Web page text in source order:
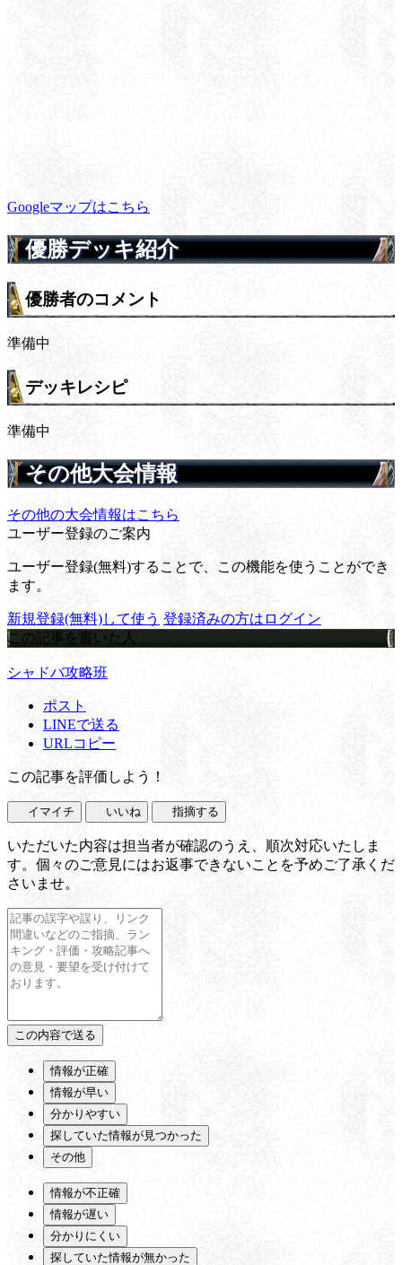
Googleマップはこちら
優勝デッキ紹介
優勝者のコメント
準備中
デッキレシピ
準備中
その他大会情報
その他の大会情報はこちら
ユーザー登録のご案内
ユーザー登録(無料)することで、この機能を使うことができ
ます。
新規登録(無料)して使う 登録済みの方はログイン
この記事を書いた人
シャドバ攻略班
ポスト
LINEで送る
URLコピー
この記事を評価しよう！
イマイチ いいね 指摘する
いただいた内容は担当者が確認のうえ、順次対応いたしま
す。個々のご意見にはお返事できないことを予めご了承くだ
さいませ。
情報が正確
情報が早い
分かりやすい
探していた情報が見つかった
その他
情報が不正確
情報が遅い
分かりにくい
探していた情報が無かった